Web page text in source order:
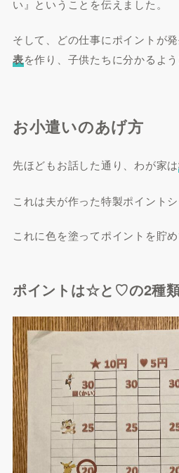
い』ということを伝えました。
そして、どの仕事にポイントが
表を作り、子供たちに分かるよう
お小遣いのあげ方
先ほどもお話した通り、わが家は
これは夫が作った特製ポイントシ
これに色を塗ってポイントを貯め
ポイントは☆と♡の2種